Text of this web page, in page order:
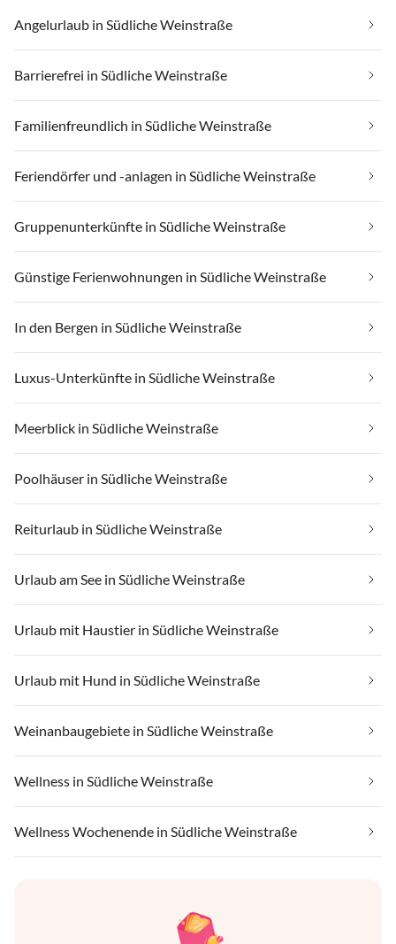
Angelurlaub in Südliche Weinstraße
Barrierefrei in Südliche Weinstraße
Familienfreundlich in Südliche Weinstraße
Feriendörfer und -anlagen in Südliche Weinstraße
Gruppenunterkünfte in Südliche Weinstraße
Günstige Ferienwohnungen in Südliche Weinstraße
In den Bergen in Südliche Weinstraße
Luxus-Unterkünfte in Südliche Weinstraße
Meerblick in Südliche Weinstraße
Poolhäuser in Südliche Weinstraße
Reiturlaub in Südliche Weinstraße
Urlaub am See in Südliche Weinstraße
Urlaub mit Haustier in Südliche Weinstraße
Urlaub mit Hund in Südliche Weinstraße
Weinanbaugebiete in Südliche Weinstraße
Wellness in Südliche Weinstraße
Wellness Wochenende in Südliche Weinstraße